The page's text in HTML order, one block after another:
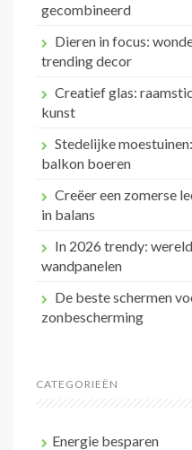
gecombineerd
Dieren in focus:
trending decor
Creatief glas:
kunst
Stedelijke
balkon boeren
Creëer een zomerse
in balans
In 2026 trendy:
wandpanelen
De beste schermen
zonbescherming
CATEGORIEËN
Energie besparen